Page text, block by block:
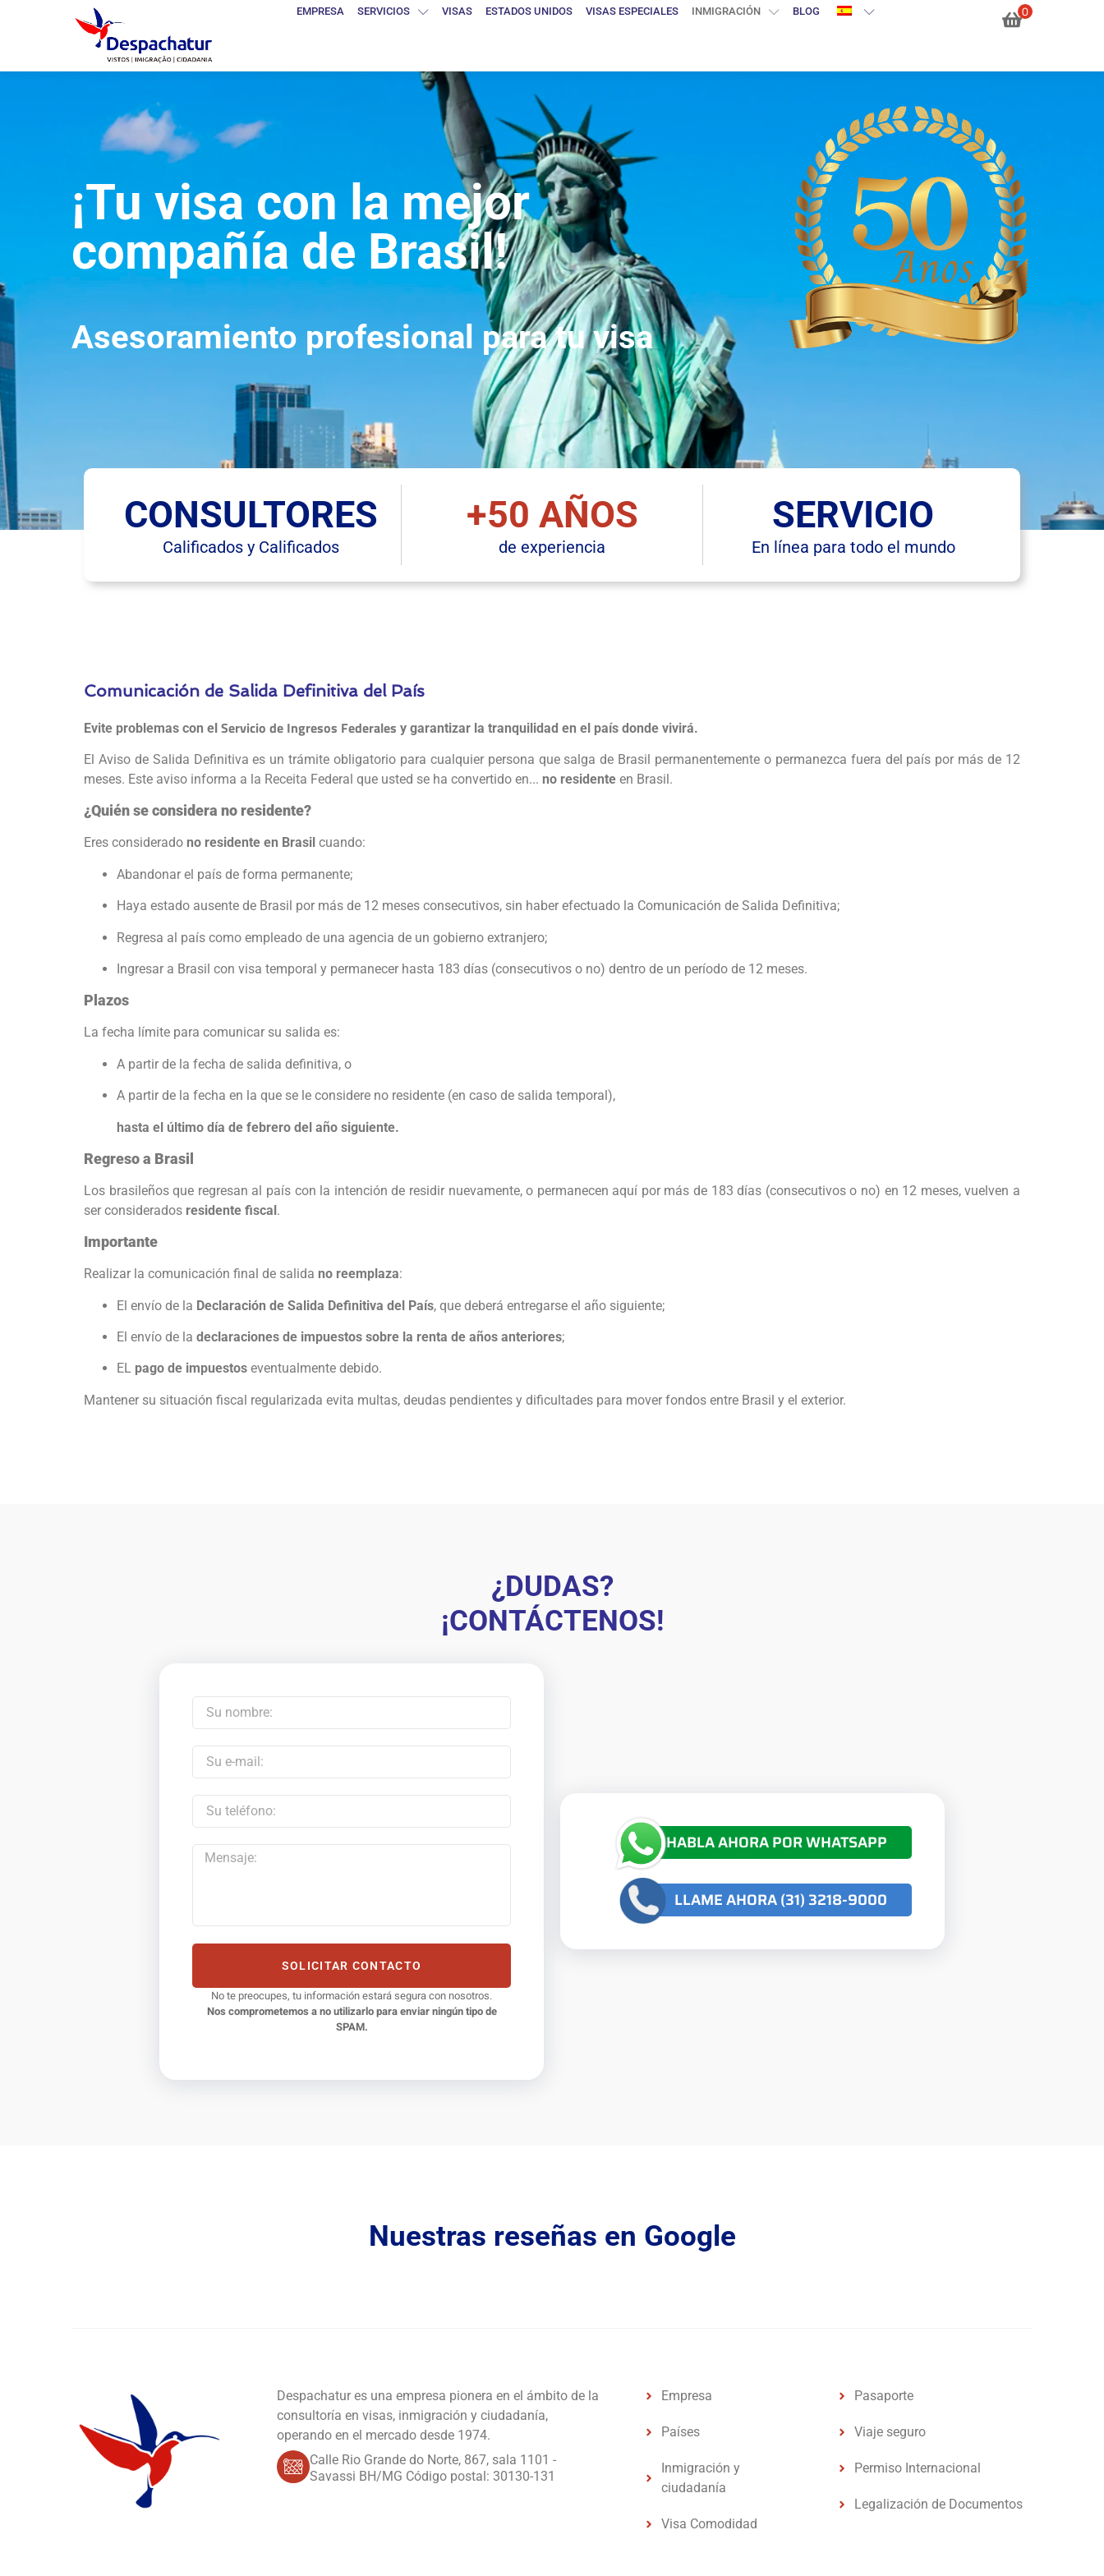
EMPRESA SERVICIOS VISAS ESTADOS UNIDOS VISAS ESPECIALES INMIGRACIÓN BLOG 0
¡Tu visa con la mejor
compañía de Brasil!
Asesoramiento profesional para tu visa
CONSULTORES
Calificados y Calificados
+50 AÑOS
de experiencia
SERVICIO
En línea para todo el mundo
Comunicación de Salida Definitiva del País
Evite problemas con el Servicio de Ingresos Federales y garantizar la tranquilidad en el país donde vivirá.
El Aviso de Salida Definitiva es un trámite obligatorio para cualquier persona que salga de Brasil permanentemente o permanezca fuera del país por más de 12
meses. Este aviso informa a la Receita Federal que usted se ha convertido en... no residente en Brasil.
¿Quién se considera no residente?
Eres considerado no residente en Brasil cuando:
Abandonar el país de forma permanente;
Haya estado ausente de Brasil por más de 12 meses consecutivos, sin haber efectuado la Comunicación de Salida Definitiva;
Regresa al país como empleado de una agencia de un gobierno extranjero;
Ingresar a Brasil con visa temporal y permanecer hasta 183 días (consecutivos o no) dentro de un período de 12 meses.
Plazos
La fecha límite para comunicar su salida es:
A partir de la fecha de salida definitiva, o
A partir de la fecha en la que se le considere no residente (en caso de salida temporal),
hasta el último día de febrero del año siguiente.
Regreso a Brasil
Los brasileños que regresan al país con la intención de residir nuevamente, o permanecen aquí por más de 183 días (consecutivos o no) en 12 meses, vuelven a
ser considerados residente fiscal.
Importante
Realizar la comunicación final de salida no reemplaza:
El envío de la Declaración de Salida Definitiva del País, que deberá entregarse el año siguiente;
El envío de la declaraciones de impuestos sobre la renta de años anteriores;
EL pago de impuestos eventualmente debido.
Mantener su situación fiscal regularizada evita multas, deudas pendientes y dificultades para mover fondos entre Brasil y el exterior.
¿DUDAS?
¡CONTÁCTENOS!
SOLICITAR CONTACTO
No te preocupes, tu información estará segura con nosotros.
Nos comprometemos a no utilizarlo para enviar ningún tipo de
SPAM.
HABLA AHORA POR WHATSAPP
LLAME AHORA (31) 3218-9000
Nuestras reseñas en Google
Despachatur es una empresa pionera en el ámbito de la
consultoría en visas, inmigración y ciudadanía,
operando en el mercado desde 1974.
Calle Rio Grande do Norte, 867, sala 1101 -
Savassi BH/MG Código postal: 30130-131
Empresa
Países
Inmigración y
ciudadanía
Visa Comodidad
Pasaporte
Viaje seguro
Permiso Internacional
Legalización de Documentos